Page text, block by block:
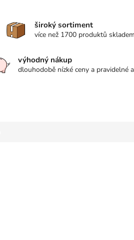
široký sortiment
více než 1700 produktů skladem
výhodný nákup
dlouhodobě nízké ceny a pravidelné